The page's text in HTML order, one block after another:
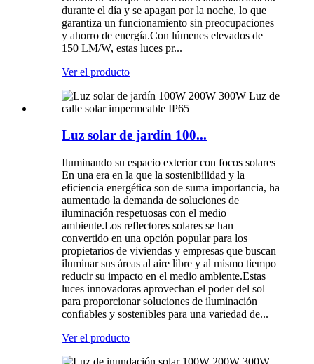
durante el día y se apagan por la noche, lo que
garantiza un funcionamiento sin preocupaciones
y ahorro de energía.Con lúmenes elevados de
150 LM/W, estas luces pr...
Ver el producto
Luz solar de jardín 100...
Iluminando su espacio exterior con focos solares
En una era en la que la sostenibilidad y la
eficiencia energética son de suma importancia, ha
aumentado la demanda de soluciones de
iluminación respetuosas con el medio
ambiente.Los reflectores solares se han
convertido en una opción popular para los
propietarios de viviendas y empresas que buscan
iluminar sus áreas al aire libre y al mismo tiempo
reducir su impacto en el medio ambiente.Estas
luces innovadoras aprovechan el poder del sol
para proporcionar soluciones de iluminación
confiables y sostenibles para una variedad de...
Ver el producto